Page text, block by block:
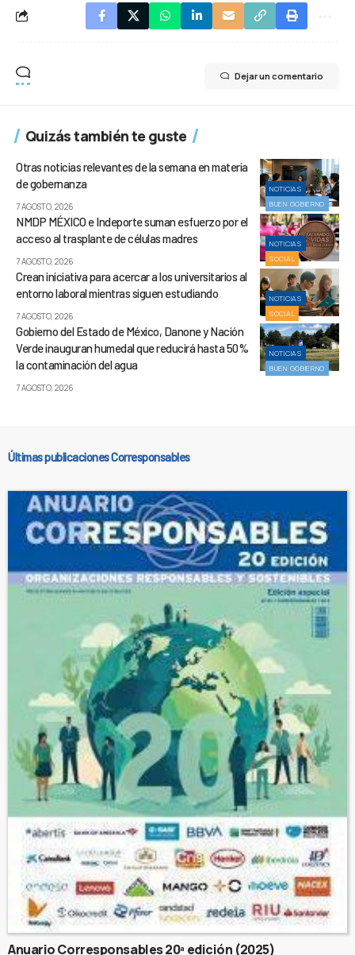
Dejar un comentario
Quizás también te guste
NOTICIAS
BUEN GOBIERNO
Otras noticias relevantes de la semana en materia
de gobernanza
7 AGOSTO, 2026
NOTICIAS
SOCIAL
NMDP MÉXICO e Indeporte suman esfuerzo por el
acceso al trasplante de células madres
7 AGOSTO, 2026
NOTICIAS
SOCIAL
Crean iniciativa para acercar a los universitarios al
entorno laboral mientras siguen estudiando
7 AGOSTO, 2026
NOTICIAS
BUEN GOBIERNO
Gobierno del Estado de México, Danone y Nación
Verde inauguran humedal que reducirá hasta 50%
la contaminación del agua
7 AGOSTO, 2026
Últimas publicaciones Corresponsables
Anuario Corresponsables 20ª edición (2025)